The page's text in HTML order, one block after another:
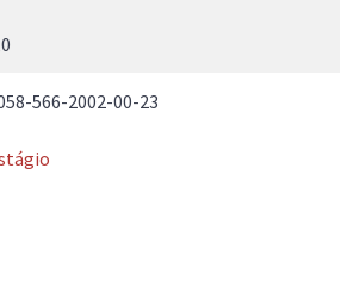
566-2002-00-23